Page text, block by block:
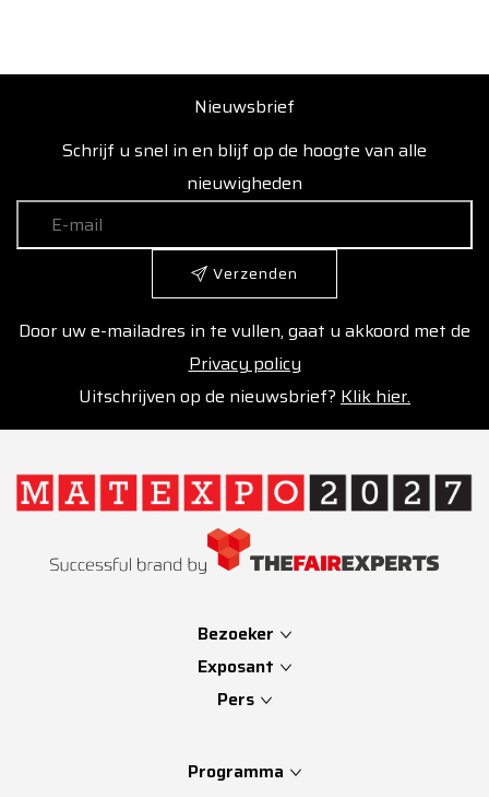
Nieuwsbrief
Schrijf u snel in en blijf op de hoogte van alle
nieuwigheden
Verzenden
Door uw e-mailadres in te vullen, gaat u akkoord met de
Privacy policy
Uitschrijven op de nieuwsbrief? Klik hier.
Bezoeker
Exposant
Pers
Programma